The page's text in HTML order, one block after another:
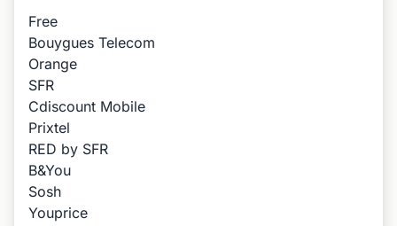
Free
Bouygues Telecom
Orange
SFR
Cdiscount Mobile
Prixtel
RED by SFR
B&You
Sosh
Youprice